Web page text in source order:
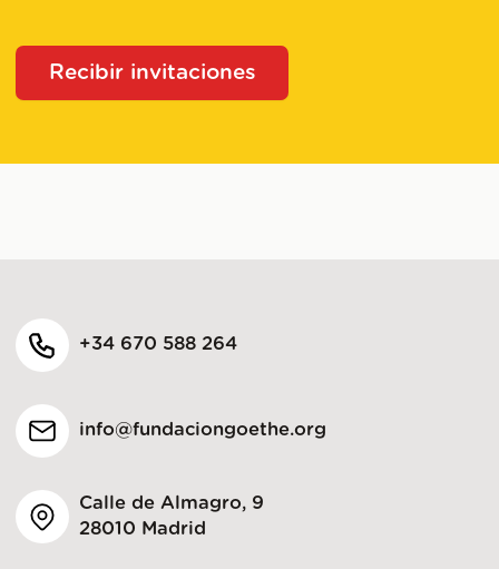
Recibir invitaciones
+34 670 588 264
info@fundaciongoethe.org
Calle de Almagro, 9
28010 Madrid